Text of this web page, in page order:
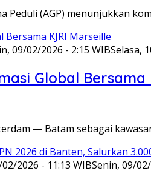
Peduli (AGP) menunjukkan
09/02/2026 - 2:15 WIBSelasa,
Global Bersama
— Batam sebagai
2026 - 11:13 WIBSenin, 09/